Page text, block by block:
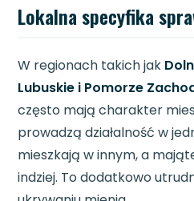
Lokalna specyfika
W regionach takich jak
Lubuskie i Pomorze
często mają charakter
prowadzą działalność w
mieszkają w innym, a
indziej. To dodatkowo